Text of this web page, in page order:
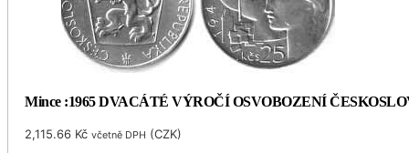
Mince :1965 DVACÁTÉ VÝROČÍ OSVOBOZENÍ
2,115.66 Kč včetně DPH (CZK)